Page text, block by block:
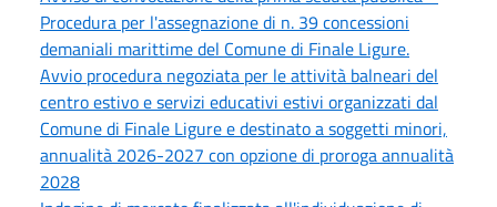
Procedura per l'assegnazione di n. 39 concessioni
demaniali marittime del Comune di Finale Ligure.
Avvio procedura negoziata per le attività balneari del
centro estivo e servizi educativi estivi organizzati dal
Comune di Finale Ligure e destinato a soggetti minori,
annualità 2026-2027 con opzione di proroga annualità
2028